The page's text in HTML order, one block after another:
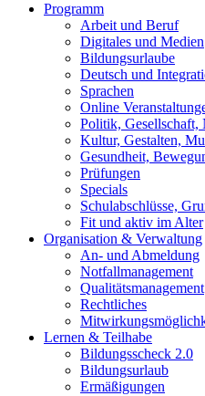
Programm
Arbeit und Beruf
Digitales und Medien
Bildungsurlaube
Deutsch und
Sprachen
Online
Politik, Gesellschaft,
Kultur, Gestalten,
Gesundheit,
Prüfungen
Specials
Schulabschlüsse,
Fit und aktiv im Alter
Organisation & Verwaltung
An- und Abmeldung
Notfallmanagement
Qualitätsmanagement
Rechtliches
Lernen & Teilhabe
Bildungsscheck 2.0
Bildungsurlaub
Ermäßigungen